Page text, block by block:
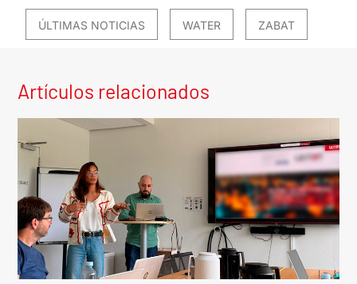
ÚLTIMAS NOTICIAS WATER ZABAT
Artículos relacionados